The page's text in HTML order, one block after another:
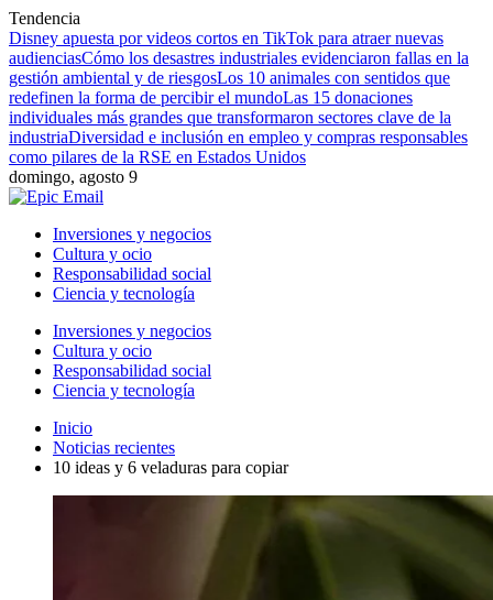
Tendencia
Disney apuesta por videos cortos en TikTok para atraer nuevas
audienciasCómo los desastres industriales evidenciaron fallas en la
gestión ambiental y de riesgosLos 10 animales con sentidos que
redefinen la forma de percibir el mundoLas 15 donaciones
individuales más grandes que transformaron sectores clave de la
industriaDiversidad e inclusión en empleo y compras responsables
como pilares de la RSE en Estados Unidos
domingo, agosto 9
Inversiones y negocios
Cultura y ocio
Responsabilidad social
Ciencia y tecnología
Inversiones y negocios
Cultura y ocio
Responsabilidad social
Ciencia y tecnología
Inicio
Noticias recientes
10 ideas y 6 veladuras para copiar